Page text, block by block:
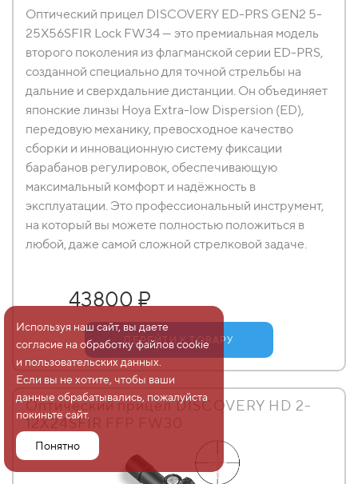
Оптический прицел DISCOVERY ED-PRS GEN2 5-
25X56SFIR Lock FW34 — это премиальная модель
второго поколения из флагманской серии ED-PRS,
созданной специально для точной стрельбы на
дальние и сверхдальние дистанции. Он объединяет
японские линзы Hoya Extra-low Dispersion (ED),
передовую механику, превосходное качество
сборки и инновационную систему фиксации
барабанов регулировок, обеспечивающую
максимальный комфорт и надёжность в
эксплуатации. Это профессиональный инструмент,
на который вы можете полностью положиться в
любой, даже самой сложной стрелковой задаче.
43800 ₽
ПЕРЕЙТИ К ТОВАРУ
Оптический прицел DISCOVERY HD 2-
12X24SFIR FFP FW30
Используя наш сайт, вы даете
согласие на обработку файлов cookie
и пользовательских данных.
Если вы не хотите, чтобы ваши
данные обрабатывались, пожалуйста
покиньте сайт.
Понятно